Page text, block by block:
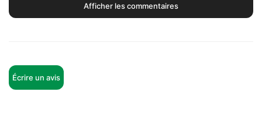
Afficher les commentaires
Écrire un avis